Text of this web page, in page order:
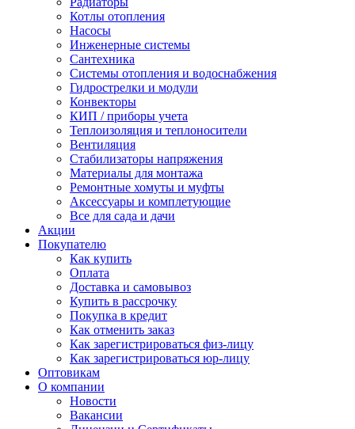
Котлы отопления
Насосы
Инженерные системы
Сантехника
Системы отопления и водоснабжения
Гидрострелки и модули
Конвекторы
КИП / приборы учета
Теплоизоляция и теплоносители
Вентиляция
Стабилизаторы напряжения
Материалы для монтажа
Ремонтные хомуты и муфты
Аксессуары и комплетующие
Все для сада и дачи
Акции
Покупателю
Как купить
Оплата
Доставка и самовывоз
Купить в рассрочку
Покупка в кредит
Как отменить заказ
Как зарегистрироваться физ-лицу
Как зарегистрироваться юр-лицу
Оптовикам
О компании
Новости
Вакансии